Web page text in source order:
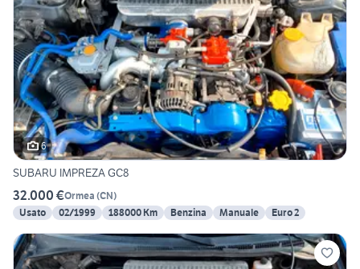
6
SUBARU IMPREZA GC8
32.000 €Ormea (CN)
Usato
02/1999 188000 Km Benzina Manuale Euro 2